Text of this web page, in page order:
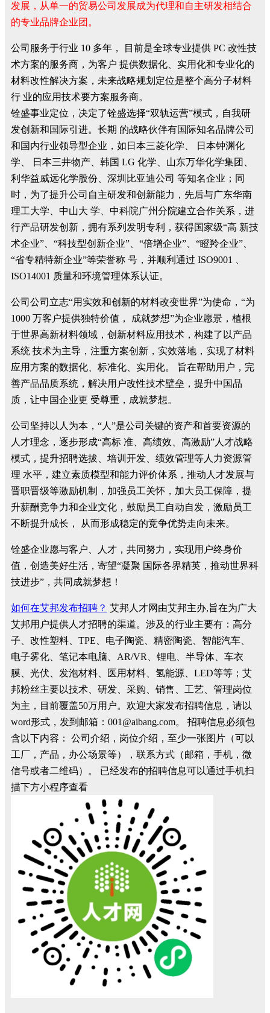
发展，从单一的贸易公司发展成为代理和自主研发相结合
的专业品牌企业团。
公司服务于行业 10 多年， 目前是全球专业提供 PC 改性技
术方案的服务商，为客户 提供数据化、实用化和专业化的
材料改性解决方案，未来战略规划定位是整个高分子材料
行 业的应用技术要方案服务商。
铨盛事业定位，决定了铨盛选择“双轨运营”模式，自我研
发创新和国际引进。长期 的战略伙伴有国际知名品牌公司
和国内行业领导型企业，如日本三菱化学、 日本钟渊化
学、 日本三井物产、韩国 LG 化学、山东万华化学集团、
利华益威远化学股份、深圳比亚迪公司 等知名企业；同
时，为了提升公司自主研发和创新能力，先后与广东华南
理工大学、中山大 学、中科院广州分院建立合作关系，进
行产品研发创新，拥有系列发明专利，获得国家级“高 新技
术企业”、“科技型创新企业”、“倍增企业”、“瞪羚企业”、
“省专精特新企业”等荣誉称 号，并顺利通过 ISO9001 、
ISO14001 质量和环境管理体系认证。
公司公司立志“用实效和创新的材料改变世界”为使命，“为
1000 万客户提供独特价值， 成就梦想”为企业愿景，植根
于世界高新材料领域，创新材料应用技术，构建了以产品
系统 技术为主导，注重方案创新，实效落地，实现了材料
应用方案的数据化、标准化、实用化。 旨在帮助用户，完
善产品品质系统，解决用户改性技术壁垒，提升中国品
质，让中国企业更 受尊重，成就梦想。
公司坚持以人为本，“人”是公司关键的资产和首要资源的
人才理念，逐步形成“高标 准、高绩效、高激励”人才战略
模式，提升招聘选拔、培训开发、绩效管理等人力资源管
理 水平，建立素质模型和能力评价体系，推动人才发展与
晋职晋级等激励机制，加强员工关怀，加大员工保障，提
升薪酬竞争力和企业文化，鼓励员工自动自发，激励员工
不断提升成长， 从而形成稳定的竞争优势走向未来。
铨盛企业愿与客户、人才，共同努力，实现用户终身价
值，创造美好生活，寄望“凝聚 国际各界精英，推动世界科
技进步”，共同成就梦想！
如何在艾邦发布招聘？ 艾邦人才网由艾邦主办,旨在为广大
艾邦用户提供人才招聘的渠道。涉及的行业主要有：高分
子、改性塑料、TPE、电子陶瓷、精密陶瓷、智能汽车、
电子雾化、笔记本电脑、AR/VR、锂电、半导体、车衣
膜、光伏、发泡材料、医用材料、氢能源、LED等等；艾
邦粉丝主要以技术、研发、采购、销售、工艺、管理岗位
为主，目前覆盖50万用户。欢迎大家发布招聘信息，请以
word形式，发到邮箱：001@aibang.com。 招聘信息必须包
含以下内容： 公司介绍，岗位介绍，至少一张图片（可以
工厂，产品，办公场景等），联系方式（邮箱，手机，微
信号或者二维码）。 已经发布的招聘信息可以通过手机扫
描下方小程序查看